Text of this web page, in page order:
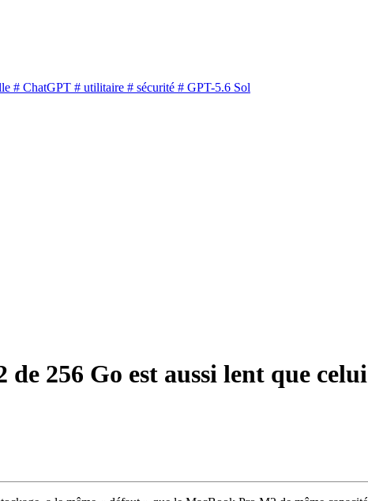
# ChatGPT # utilitaire # sécurité # GPT-5.6 Sol
256 Go est aussi lent que